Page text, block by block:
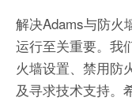
解决Adams与防火
运行至关重要。我
火墙设置、禁用防
及寻求技术支持。